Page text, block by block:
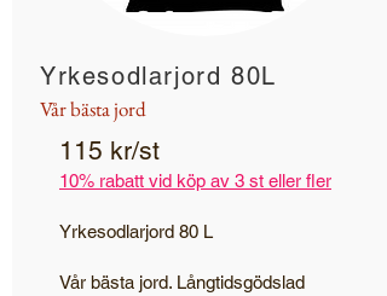
Yrkesodlarjord 80L
Vår bästa jord
115 kr/st
10% rabatt vid köp av 3 st eller fler
Yrkesodlarjord 80 L
Vår bästa jord. Långtidsgödslad